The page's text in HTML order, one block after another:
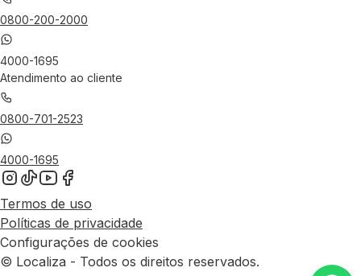
0800-200-2000
4000-1695
Atendimento ao cliente
0800-701-2523
4000-1695
Termos de uso
Políticas de privacidade
Configurações de cookies
© Localiza - Todos os direitos reservados.